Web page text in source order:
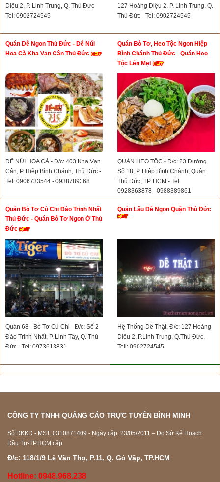
Diệu 2, P. Linh Trung, Q. Thủ Đức -
Tel: 0902724545
127 Hoàng Diệu 2, P. Linh Trung, Q.
Thủ Đức - Tel: 0902724545
Quán Dê Ngon Thủ Đức - Dê Núi
Hoa Cà Kha Vạn Cân Thủ Đức
DÊ NÚI HOA CÀ - Đ/c: 403 Kha Vạn
Cân, P. Hiệp Bình Chánh, Thủ Đức -
Tel: 0906733544 - 0938789368
Quán Bò Tơ, Heo Tộc Ngon Hiệp
Bình Chánh Thủ Đức - Quán Heo
Tộc Lên Mẹt
QUÁN HEO TỘC - Đ/c: 23 Đường
Số 18, P. Hiệp Bình Chánh, Quận
Thủ Đức, TP. HCM - Tel:
0928363878 - 0988389861
Quán Bò Tơ Củ Chi Đào Trinh Nhất
Thủ Đức - Quán Bò Tơ Ngon Ở Thủ
Đức
Quán 68 - Bò Tơ Củ Chi - Đ/c: Số 2
Đào Trinh Nhất, P. Linh Tây, Q. Thủ
Đức - Tel: 0973613831
Quán Lẩu Dê Ngon Quận Thủ Đức
Hệ Thống Dê Thật, Đ/c: 127 Hoàng
Diệu 2, P.Linh Trung, Q.Thủ Đức,
Tell: 0902724545
CÔNG TY TNHH QUẢNG CÁO TRỰC TUYẾN BÌNH MINH
Số ĐKKD - MST: 0310871409 - Ngày cấp: 23/05/2011 – Do Sở Kế Hoạch
Đầu Tư-TP.HCM cấp
Đ/c: 118/1/9 Lê Văn Thọ, P.11, Q. Gò Vấp, TP.HCM
Hotline: 0948.968.238